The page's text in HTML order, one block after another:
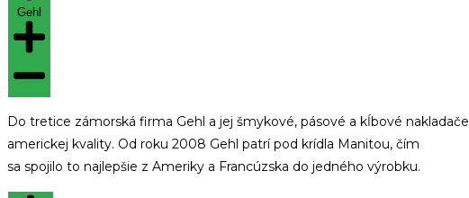
Gehl
Do tretice zámorská firma Gehl a jej šmykové, pásové a kĺbové nakladače
americkej kvality. Od roku 2008 Gehl patrí pod krídla Manitou, čím
sa spojilo to najlepšie z Ameriky a Francúzska do jedného výrobku.